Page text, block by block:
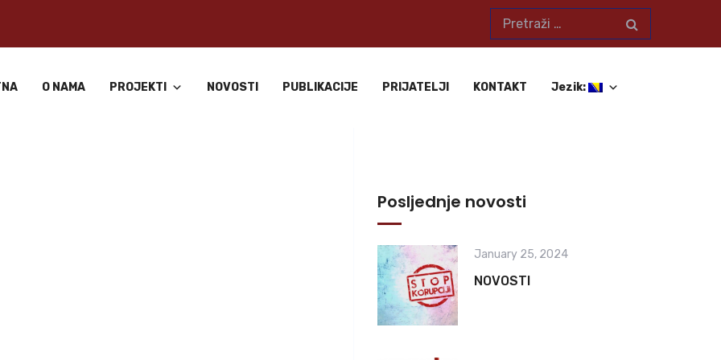
O NAMA PROJEKTI NOVOSTI PUBLIKACIJE PRIJATELJI KONTAKT Jezik:
Posljednje novosti
January 25, 2024
NOVOSTI